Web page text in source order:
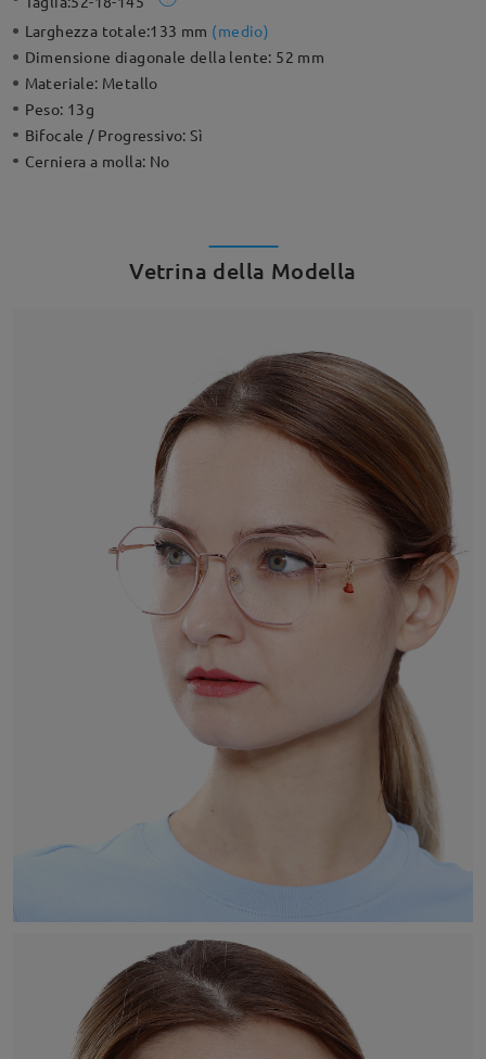
Larghezza totale:133 mm (medio)
Dimensione diagonale della lente: 52 mm
Materiale: Metallo
Peso: 13g
Bifocale / Progressivo:Sì
Cerniera a molla: No
Vetrina della Modella